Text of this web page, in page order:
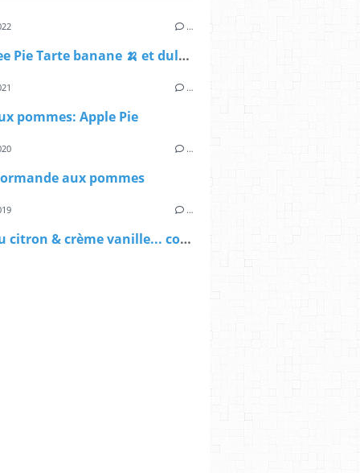
…
Banoffee Pie Tarte banane 🍌 et dulce de leche
…
pommes: Apple Pie
…
aux pommes
…
Tarte au citron & crème vanille... comme un chef